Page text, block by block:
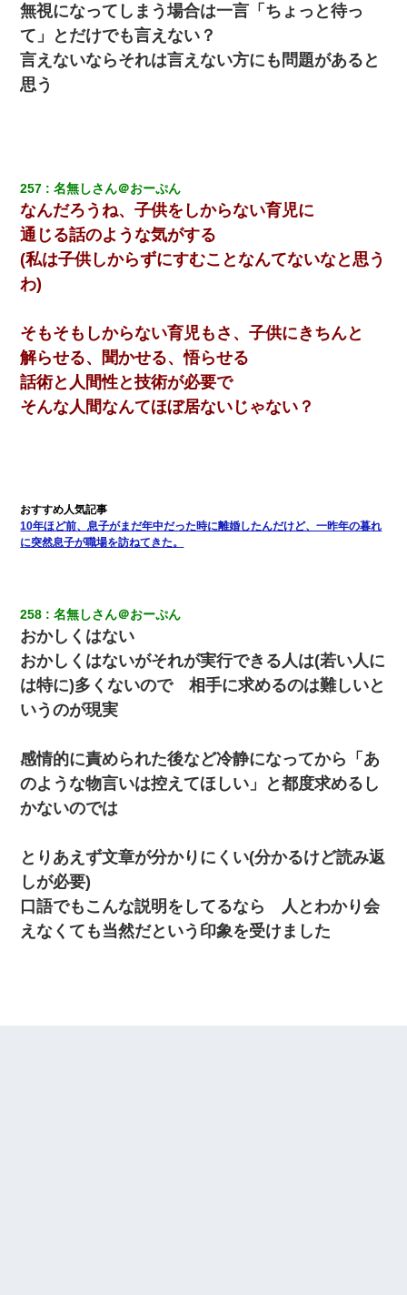
無視になってしまう場合は一言「ちょっと待っ
て」とだけでも言えない？
言えないならそれは言えない方にも問題があると
思う
257 名無しさん＠おーぷん
なんだろうね、子供をしからない育児に
通じる話のような気がする
(私は子供しからずにすむことなんてないなと思う
わ)
そもそもしからない育児もさ、子供にきちんと
解らせる、聞かせる、悟らせる
話術と人間性と技術が必要で
そんな人間なんてほぼ居ないじゃない？
10年ほど前、息子がまだ年中だった時に離婚したんだけど、一昨年の暮れ
に突然息子が職場を訪ねてきた。
258 名無しさん＠おーぷん
おかしくはない
おかしくはないがそれが実行できる人は(若い人に
は特に)多くないので 相手に求めるのは難しいと
いうのが現実
感情的に責められた後など冷静になってから「あ
のような物言いは控えてほしい」と都度求めるし
かないのでは
とりあえず文章が分かりにくい(分かるけど読み返
しが必要)
口語でもこんな説明をしてるなら 人とわかり会
えなくても当然だという印象を受けました